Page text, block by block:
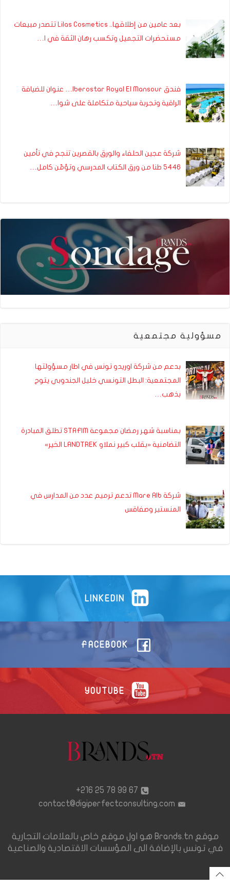
بعد عامين من إطلاقها.. Lilas Cosmetics تتصدر مبيعات
مستحضرات التجميل وتكسب رهان الثقة في ا…
فندق Iberostar Royal El Mansour… عنوان للضيافة
الراقية وتجربة سياحية متكاملة على شوا…
شركة عجين الحلفاء والورق بالقصرين تنجح في تأمين
5446 طنا من ورق الكتاب المدرسي وتؤمّن كامل…
مسؤولية مجتمعية
بدعم من شركة اوريدو تونس في اطار مسؤولتها
المجتمعية: البطل التونسي خليل الجندوبي يتوج
بذهب…
بمناسبة شهر رمضان مجموعة STAFIM تطلق المبادرة
التضامنية «بقلب كبير نملاو LANDTREK الخير»
شركة Mare Alb تدعم ترميم عدد من المدارس في
المنستير وصفاقس
LINKEDIN
FACEBOOK
YOUTUBE
67 99 78 25 216+
contact@digiperfectconsulting.com
موقع Brands.tn هو اول موقع خاص بالعلامات التجارية
في تونس بالإضافة الى المؤسسات الاقتصادية والصناعية